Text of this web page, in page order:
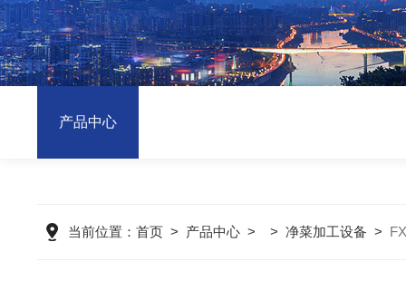
产品中心
当前位置： 首页> 产品中心> > 净菜加工设备 >